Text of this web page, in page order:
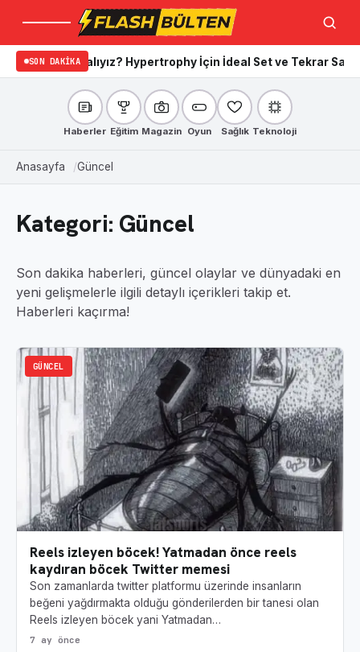
Menü Ara
SON DAKIKA
Hypertrophy İçin İdeal Set ve Tekrar SayılarıApple marka
Haberler Eğitim Magazin Oyun Sağlık Teknoloji
Anasayfa Güncel
Kategori: Güncel
Son dakika haberleri, güncel olaylar ve dünyadaki en
yeni gelişmelerle ilgili detaylı içerikleri takip et.
Haberleri kaçırma!
GÜNCEL
Reels izleyen böcek! Yatmadan önce reels
kaydıran böcek Twitter memesi
Son zamanlarda twitter platformu üzerinde insanların
beğeni yağdırmakta olduğu gönderilerden bir tanesi olan
Reels izleyen böcek yani Yatmadan…
7 ay önce